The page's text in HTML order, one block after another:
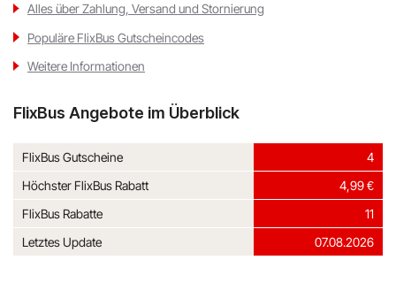
Alles über Zahlung, Versand und Stornierung
Populäre FlixBus Gutscheincodes
Weitere Informationen
FlixBus Angebote im Überblick
FlixBus Gutscheine
4
Höchster FlixBus Rabatt
4,99 €
FlixBus Rabatte
11
Letztes Update
07.08.2026